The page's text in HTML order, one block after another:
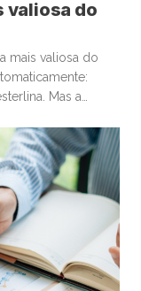
valiosa do
mais valiosa do
Mas a
(KWD). Hoje, um
dólares, ou algo